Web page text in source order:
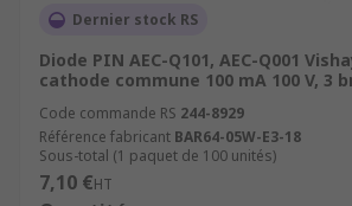
Dernier stock RS
Diode PIN AEC-Q101, AEC-Q001
cathode commune 100 mA 100 V, 3
Code commande RS 244-8929
Référence fabricant BAR64-05W-E3-18
Sous-total (1 paquet de 100 unités)
7,10 €HT